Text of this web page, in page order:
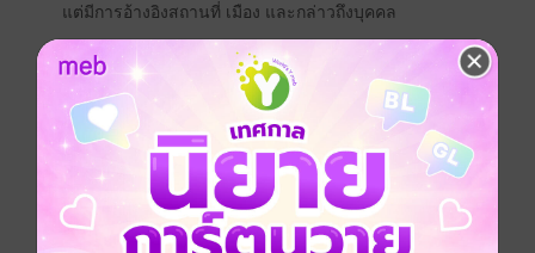
แต่มีการอ้างอิงสถานที่ เมือง และกล่าวถึงบุคคล
ในประวัติศาสตร์บ้างเล็กน้อย
จีนโบราณ
ประเภทไฟล์ pdf, epub (สารบัญ)
วันที่วางขาย 28 มิถุนายน 2568